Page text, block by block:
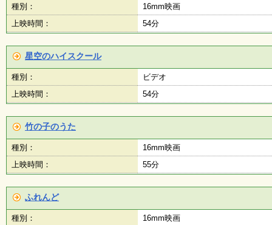
種別：
16mm映画
上映時間：
54分
星空のハイスクール
種別：
ビデオ
上映時間：
54分
竹の子のうた
種別：
16mm映画
上映時間：
55分
ふれんど
種別：
16mm映画